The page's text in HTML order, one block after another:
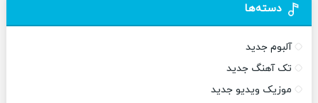
دسته‌ها
آلبوم جدید
تک آهنگ جدید
موزیک ویدیو جدید